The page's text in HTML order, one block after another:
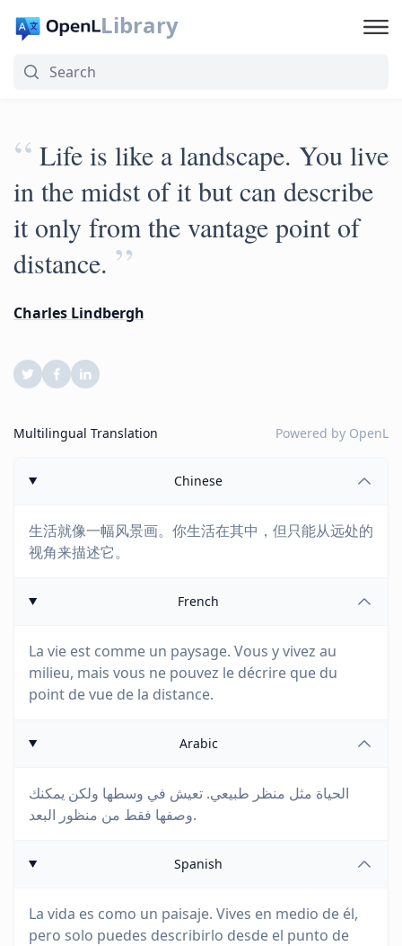
Library
“ Life is like a landscape. You live
in the midst of it but can describe
it only from the vantage point of
distance. ”
Charles Lindbergh
Multilingual Translation Powered by OpenL
Chinese
生活就像一幅风景画。你生活在其中，但只能从远处的
视角来描述它。
French
La vie est comme un paysage. Vous y vivez au
milieu, mais vous ne pouvez le décrire que du
point de vue de la distance.
Arabic
الحياة مثل منظر طبيعي. تعيش في وسطها ولكن يمكنك
وصفها فقط من منظور البعد.
Spanish
La vida es como un paisaje. Vives en medio de él,
pero solo puedes describirlo desde el punto de